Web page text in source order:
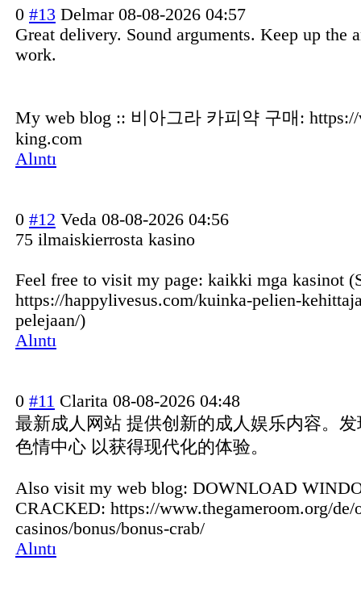
0 #13 Delmar 08-08-2026 04:57
Great delivery. Sound arguments. Keep up the
work.
My web blog :: 비아그라 카피약 구매:
king.com
Alıntı
0 #12 Veda 08-08-2026 04:56
75 ilmaiskierrosta kasino
Feel free to visit my page: kaikki mga kasinot
https://happylivesus.com/kuinka-pelien-
pelejaan/)
Alıntı
0 #11 Clarita 08-08-2026 04:48
最新成人网站 提供创新的成人娱乐内容。
色情中心 以获得现代化的体验。
Also visit my web blog: DOWNLOAD
CRACKED: https://www.thegameroom.org/de/
casinos/bonus/bonus-crab/
Alıntı